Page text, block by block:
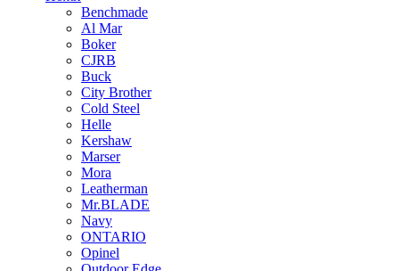
Benchmade
Al Mar
Boker
CJRB
Buck
City Brother
Cold Steel
Helle
Kershaw
Marser
Mora
Leatherman
Mr.BLADE
Navy
ONTARIO
Opinel